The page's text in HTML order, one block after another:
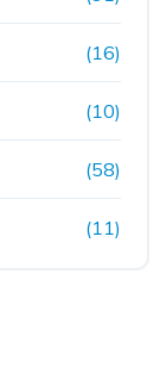
(16)
(10)
(58)
(11)